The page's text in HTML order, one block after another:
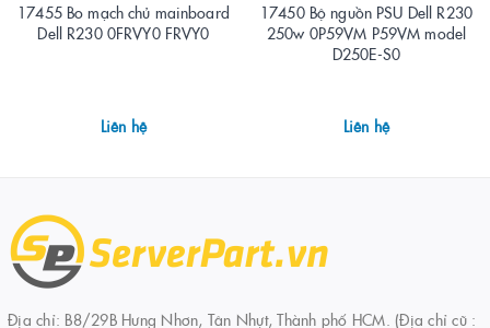
17455 Bo mạch chủ mainboard
Dell R230 0FRVY0 FRVY0
Liên hệ
17450 Bộ nguồn PSU Dell R230
250w 0P59VM P59VM model
D250E-S0
Liên hệ
Địa chỉ: B8/29B Hưng Nhơn, Tân Nhựt, Thành phố HCM. (Địa chỉ cũ :